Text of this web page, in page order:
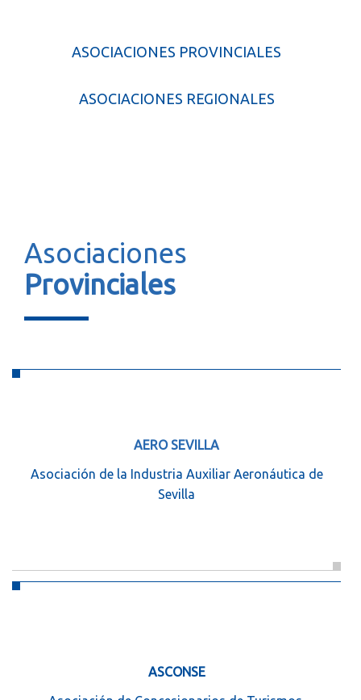
ASOCIACIONES PROVINCIALES
ASOCIACIONES REGIONALES
Asociaciones
Provinciales
AERO SEVILLA
Asociación de la Industria Auxiliar Aeronáutica de
Sevilla
ASCONSE